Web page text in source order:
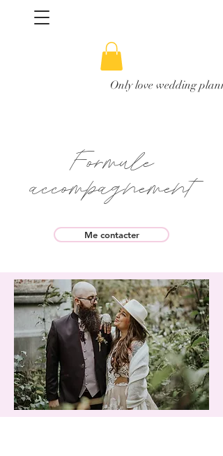
Only love wedding
Formule
accompagnement
Me contacter